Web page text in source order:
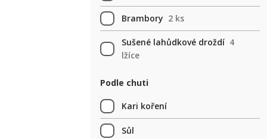
Brambory 2 ks
Sušené lahůdkové droždí 4
lžíce
Podle chuti
Kari koření
Sůl